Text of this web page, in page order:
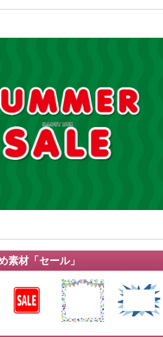
素材「セール」